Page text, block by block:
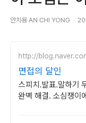
안치용 AN CHI YONG
http://
면접의 달인
스피치.발표.말하기
완벽 해결. 소심쟁이